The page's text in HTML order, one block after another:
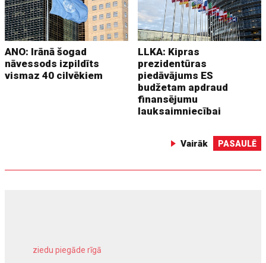
ANO: Irānā šogad
nāvessods izpildīts
vismaz 40 cilvēkiem
LLKA: Kipras
prezidentūras
piedāvājums ES
budžetam apdraud
finansējumu
lauksaimniecībai
Vairāk PASAULĒ
ziedu piegāde rīgā